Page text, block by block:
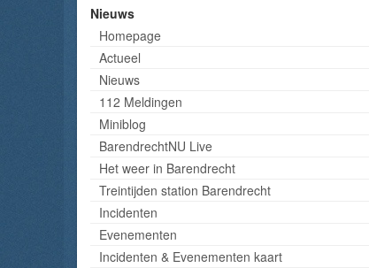
Nieuws
Homepage
Actueel
Nieuws
112 Meldingen
Miniblog
BarendrechtNU Live
Het weer in Barendrecht
Treintijden station Barendrecht
Incidenten
Evenementen
Incidenten & Evenementen kaart